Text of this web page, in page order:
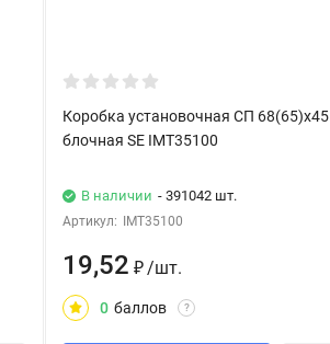
Коробка установочная СП 68(65)х45
блочная SE IMT35100
В наличии - 391042 шт.
Артикул: IMT35100
19,52 ₽/шт.
0 баллов ?